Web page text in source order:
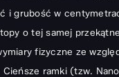
i grubość w
o tej samej
fizyczne ze
Cieńsze ramki (tzw.